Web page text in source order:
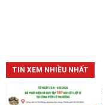
TIN XEM NHIỀU NHẤT